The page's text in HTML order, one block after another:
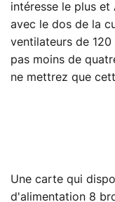
intéresse le plus et
avec le dos de la
ventilateurs de
pas moins de
ne mettrez que
Une carte qui
d'alimentation 8